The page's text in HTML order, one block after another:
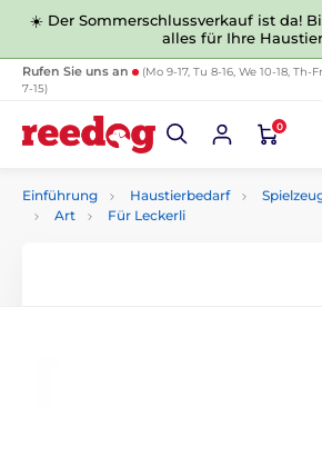
☀️ Der Sommerschlussverkauf ist da!
alles für Ihre
Rufen Sie uns an
(Mo 9-17, Tu 8-16, We 10-18, Th-Fr
7-15)
0
Einführung Haustierbedarf
Art
Für Leckerli